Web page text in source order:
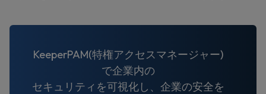
KeeperPAM(特権アクセスマネージャー)
で企業内の
セキュリティを可視化し、企業の安全を